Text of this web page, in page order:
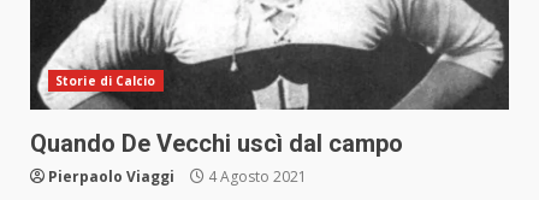
Storie di Calcio
Quando De Vecchi uscì dal campo
Pierpaolo Viaggi 4 Agosto 2021